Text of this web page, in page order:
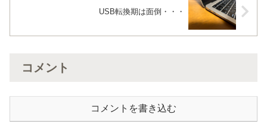
USB転換期は面倒・・・
コメント
コメントを書き込む